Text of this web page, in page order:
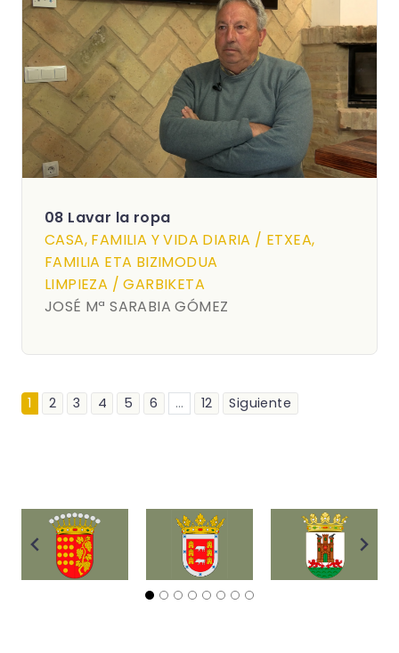
08 Lavar la ropa
CASA, FAMILIA Y VIDA DIARIA / ETXEA,
FAMILIA ETA BIZIMODUA
LIMPIEZA / GARBIKETA
JOSÉ Mª SARABIA GÓMEZ
1 2 3 4 5 6 ... 12 Siguiente